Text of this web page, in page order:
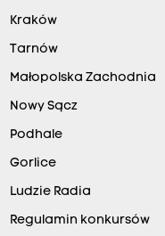
Kraków
Tarnów
Małopolska Zachodnia
Nowy Sącz
Podhale
Gorlice
Ludzie Radia
Regulamin konkursów